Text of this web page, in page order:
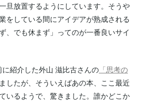
旦放置するようにしています。そうや
をしている間にアイデアが熟成される
、でも休まず」ってのが一番良いサイ
紹介した外山 滋比古さんの 「思考の
したが、そういえばあの本、ここ最近
いるようで、驚きました。誰かどこか